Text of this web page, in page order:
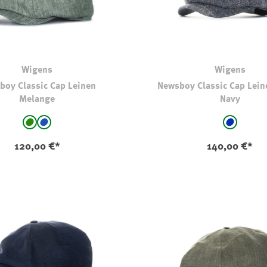
Wigens
Classic Cap Leinen
Melange
auswählen
grünmittelblau
120,00 €*
Wigens
Newsboy Classic Cap
Navy
auswählen
blau -
140,00 €*